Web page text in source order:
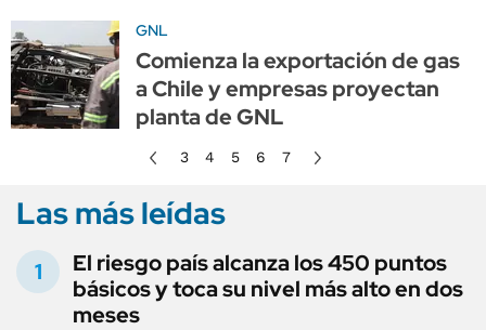
GNL
Comienza la exportación de gas
a Chile y empresas proyectan
planta de GNL
3 4 5 6 7
Las más leídas
El riesgo país alcanza los 450 puntos
básicos y toca su nivel más alto en dos
meses